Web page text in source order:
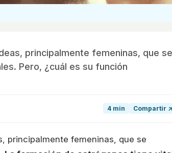
principalmente femeninas, que se
Pero, ¿cuál es su función
4 min Compartir ↗
principalmente femeninas, que se